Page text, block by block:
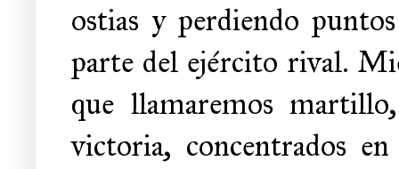
ostias y perdiendo
parte del ejército rival.
que llamaremos
victoria, concentrados